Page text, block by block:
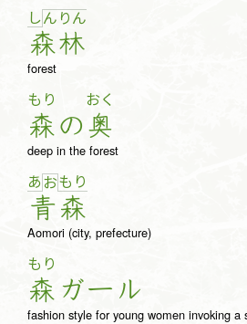
しん
森
り ん
林
forest
もり
森の
おく
奥
deep in the forest
あお
青
も り
森
Aomori (city, prefecture)
もり
森 ガー ル
fashion style for young women invoking